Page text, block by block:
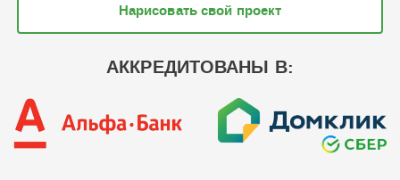
Нарисовать свой проект
АККРЕДИТОВАНЫ В: